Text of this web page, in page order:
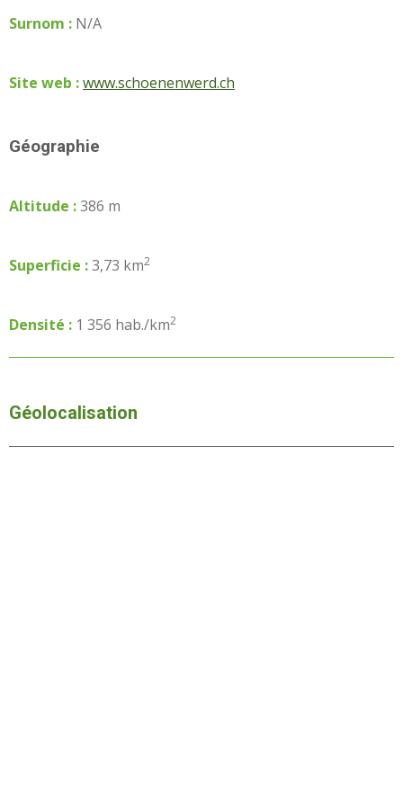
Surnom : N/A
Site web :www.schoenenwerd.ch
Géographie
Altitude :386 m
Superficie :3,73 km2
Densité : 1 356 hab./km2
Géolocalisation